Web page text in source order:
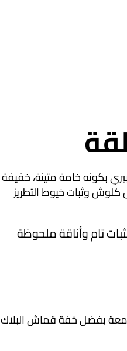
بكونه خامة متينة، خفيفة
وثبات خيوط التطريز
تام وأناقة ملحوظة
بفضل خفة قماش البلاك